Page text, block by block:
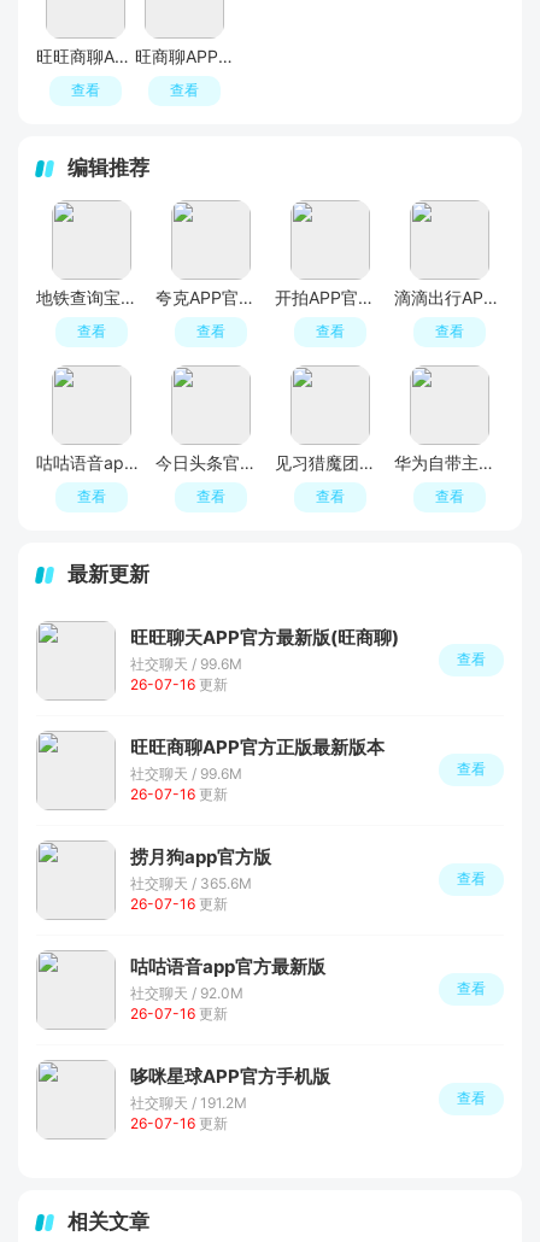
旺旺商聊APP官方正版最新版本
查看
旺商聊APP官方版
查看
编辑推荐
地铁查询宝最新更新版本
查看
夸克APP官方正版最新版本
查看
开拍APP官方正版免费版
查看
滴滴出行APP官方手机版
查看
咕咕语音app官方最新版
查看
今日头条官方正版
查看
见习猎魔团官方正版
查看
华为自带主题商店
查看
最新更新
旺旺聊天APP官方最新版(旺商聊)
社交聊天 / 99.6M
26-07-16 更新
查看
旺旺商聊APP官方正版最新版本
社交聊天 / 99.6M
26-07-16 更新
查看
捞月狗app官方版
社交聊天 / 365.6M
26-07-16 更新
查看
咕咕语音app官方最新版
社交聊天 / 92.0M
26-07-16 更新
查看
哆咪星球APP官方手机版
社交聊天 / 191.2M
26-07-16 更新
查看
相关文章